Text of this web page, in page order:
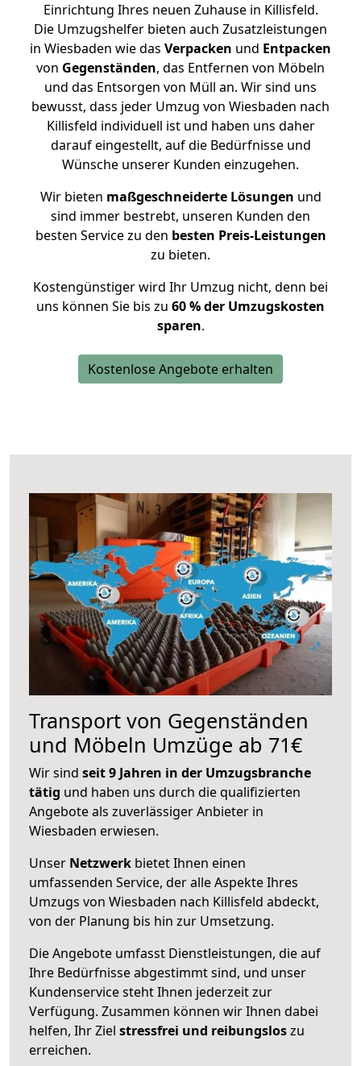
Einrichtung Ihres neuen Zuhause in Killisfeld.
Die Umzugshelfer bieten auch Zusatzleistungen
in Wiesbaden wie das Verpacken und Entpacken
von Gegenständen, das Entfernen von Möbeln
und das Entsorgen von Müll an. Wir sind uns
bewusst, dass jeder Umzug von Wiesbaden nach
Killisfeld individuell ist und haben uns daher
darauf eingestellt, auf die Bedürfnisse und
Wünsche unserer Kunden einzugehen.
Wir bieten maßgeschneiderte Lösungen und
sind immer bestrebt, unseren Kunden den
besten Service zu den besten Preis-Leistungen
zu bieten.
Kostengünstiger wird Ihr Umzug nicht, denn bei
uns können Sie bis zu 60 % der Umzugskosten
sparen.
Kostenlose Angebote erhalten
Transport von Gegenständen
und Möbeln Umzüge ab 71€
Wir sind seit 9 Jahren in der Umzugsbranche
tätig und haben uns durch die qualifizierten
Angebote als zuverlässiger Anbieter in
Wiesbaden erwiesen.
Unser Netzwerk bietet Ihnen einen
umfassenden Service, der alle Aspekte Ihres
Umzugs von Wiesbaden nach Killisfeld abdeckt,
von der Planung bis hin zur Umsetzung.
Die Angebote umfasst Dienstleistungen, die auf
Ihre Bedürfnisse abgestimmt sind, und unser
Kundenservice steht Ihnen jederzeit zur
Verfügung. Zusammen können wir Ihnen dabei
helfen, Ihr Ziel stressfrei und reibungsloszu
erreichen.